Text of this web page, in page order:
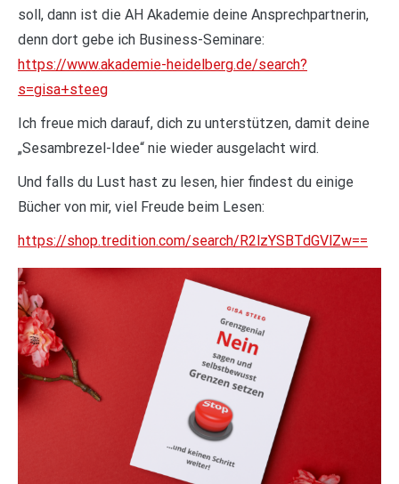
soll, dann ist die AH Akademie deine Ansprechpartnerin,
denn dort gebe ich Business-Seminare:
https://www.akademie-heidelberg.de/search?
s=gisa+steeg
Ich freue mich darauf, dich zu unterstützen, damit deine
„Sesambrezel-Idee“ nie wieder ausgelacht wird.
Und falls du Lust hast zu lesen, hier findest du einige
Bücher von mir, viel Freude beim Lesen:
https://shop.tredition.com/search/R2lzYSBTdGVlZw==